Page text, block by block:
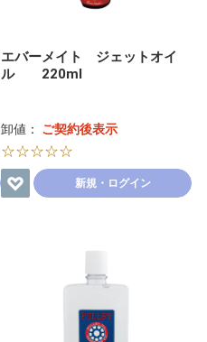
エバーメイト ジェットオイ
ル 220ml
卸値： ご契約後表示
☆☆☆☆☆
新規・ログイン